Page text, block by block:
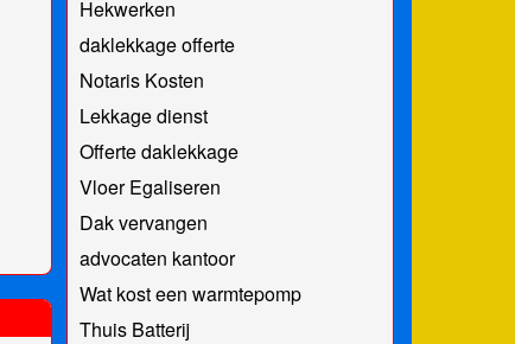
Hekwerken
daklekkage offerte
Notaris Kosten
Lekkage dienst
Offerte daklekkage
Vloer Egaliseren
Dak vervangen
advocaten kantoor
Wat kost een warmtepomp
Thuis Batterij